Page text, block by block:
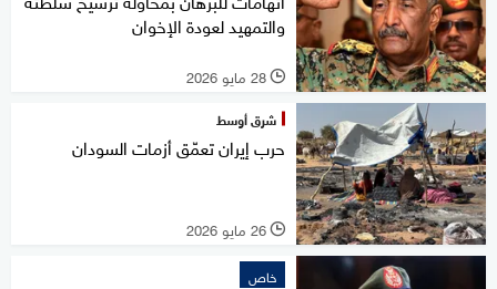
والتمهيد لعودة الإخوان
l 28 مايو 2026
شرق أوسط
حرب إيران تعمّق أزمات السودان
l 26 مايو 2026
خاص